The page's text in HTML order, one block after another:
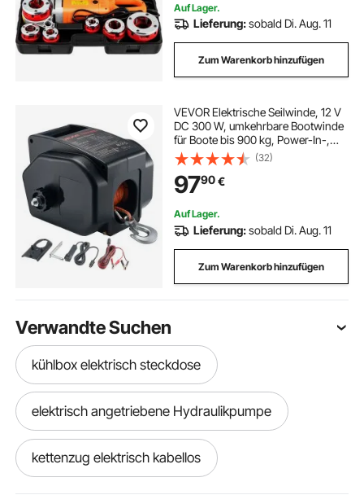
Auf Lager.
Lieferung:sobald Di. Aug. 11
Zum Warenkorb hinzufügen
VEVOR Elektrische Seilwinde, 12 V
DC 300 W, umkehrbare Bootwinde
für Boote bis 900 kg, Power-In-,
Power-Out- & Freilaufbetrieb für
Boote mit kabelgebundener
Fernbedienung & Handkurbel
(32)
9790€
Auf Lager.
Lieferung:sobald Di. Aug. 11
Zum Warenkorb hinzufügen
Verwandte Suchen
kühlbox elektrisch steckdose
elektrisch angetriebene Hydraulikpumpe
kettenzug elektrisch kabellos